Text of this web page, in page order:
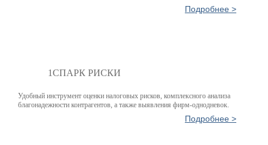
Подробнее >
1СПАРК РИСКИ
Удобный инструмент оценки налоговых рисков, комплексного анализа
благонадежности контрагентов, а также выявления фирм-однодневок.
Подробнее >